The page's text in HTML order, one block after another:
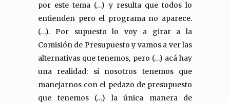
por este tema (…) y resulta que todos lo
entienden pero el programa no aparece.
(…). Por supuesto lo voy a girar a la
Comisión de Presupuesto y vamos a ver las
alternativas que tenemos, pero (…) acá hay
una realidad: si nosotros tenemos que
manejarnos con el pedazo de presupuesto
que tenemos (…) la única manera de